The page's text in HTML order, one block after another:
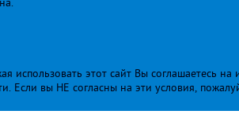
использовать этот сайт Вы соглашаетесь
. Если вы НЕ согласны на эти условия,